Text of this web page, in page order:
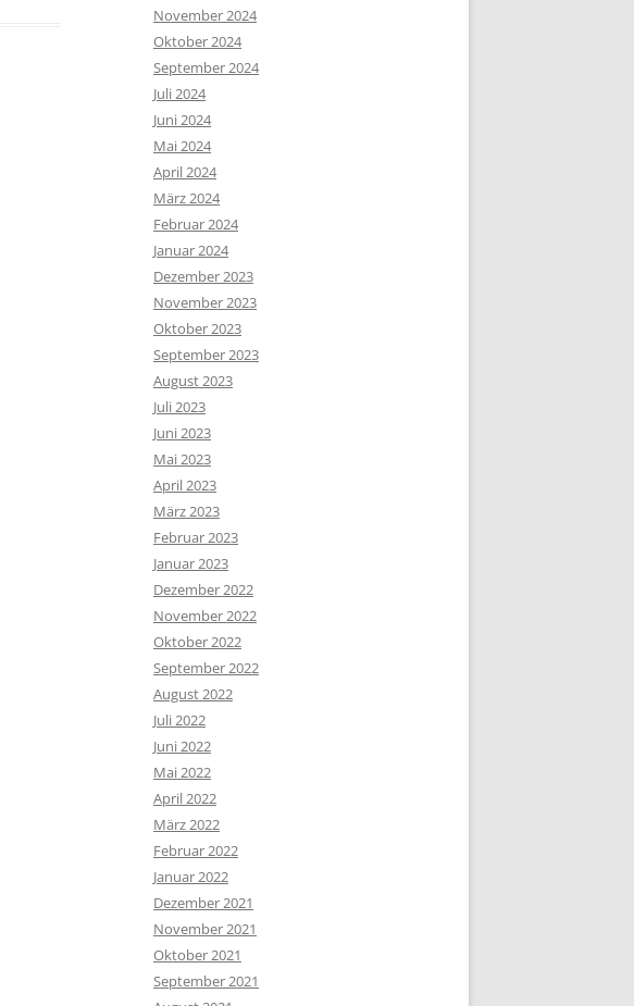
November 2024
Oktober 2024
September 2024
Juli 2024
Juni 2024
Mai 2024
April 2024
März 2024
Februar 2024
Januar 2024
Dezember 2023
November 2023
Oktober 2023
September 2023
August 2023
Juli 2023
Juni 2023
Mai 2023
April 2023
März 2023
Februar 2023
Januar 2023
Dezember 2022
November 2022
Oktober 2022
September 2022
August 2022
Juli 2022
Juni 2022
Mai 2022
April 2022
März 2022
Februar 2022
Januar 2022
Dezember 2021
November 2021
Oktober 2021
September 2021